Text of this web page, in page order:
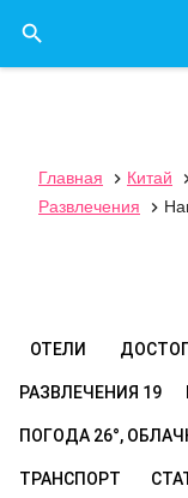

Главная  Китай
Развлечения

ОТЕЛИ
РАЗВЛЕЧЕНИЯ 19
ПОГОДА 26°,
ТРАНСПОРТ